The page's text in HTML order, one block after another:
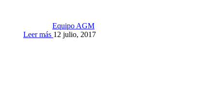
Equipo AGM
Leer más 12 julio, 2017